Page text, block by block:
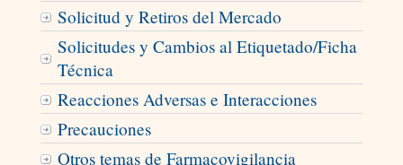
Solicitud y Retiros del Mercado
Solicitudes y Cambios al Etiquetado/Ficha
Técnica
Reacciones Adversas e Interacciones
Precauciones
Otros temas de Farmacovigilancia